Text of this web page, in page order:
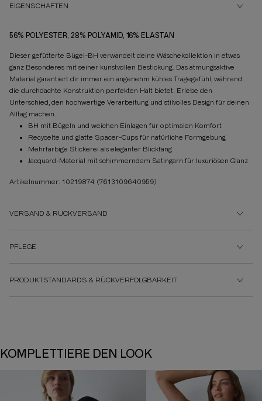
EIGENSCHAFTEN
56% POLYESTER, 28% POLYAMID, 16% ELASTAN
Dieser gefütterte Bügel-BH verwandelt deine Wäschekollektion in etwas
ganz Besonderes mit seiner kunstvollen Bestickung. Das atmungsaktive
Material garantiert dir immer ein angenehm kühles Tragegefühl, während
die durchdachte Konstruktion perfekten Halt bietet. Erlebe den
Unterschied, den hochwertige Verarbeitung und stilvolles Design für deinen
Alltag machen.
BH mit Bügeln und weichen Einlagen für optimalen Komfort
Recycelte und glatte Spacer-Cups für natürliche Formgebung
Mehrfarbige Stickerei als eleganter Blickfang
Jacquard-Material mit schimmerndem Satingarn für luxuriösen Glanz
Artikelnummer: 10219874 (7613109640959)
VERSAND & RÜCKVERSAND
PFLEGE
PRODUKTSTANDARDS & RÜCKVERFOLGBARKEIT
KOMPLETTIERE DEN LOOK